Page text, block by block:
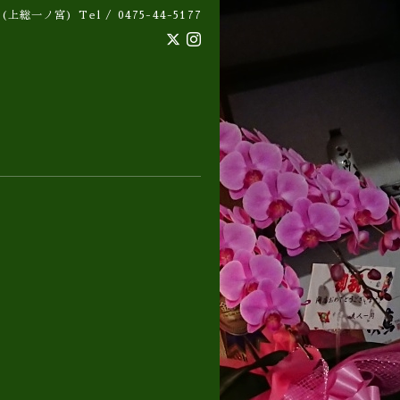
総一ノ宮) Tel / 0475-44-5177